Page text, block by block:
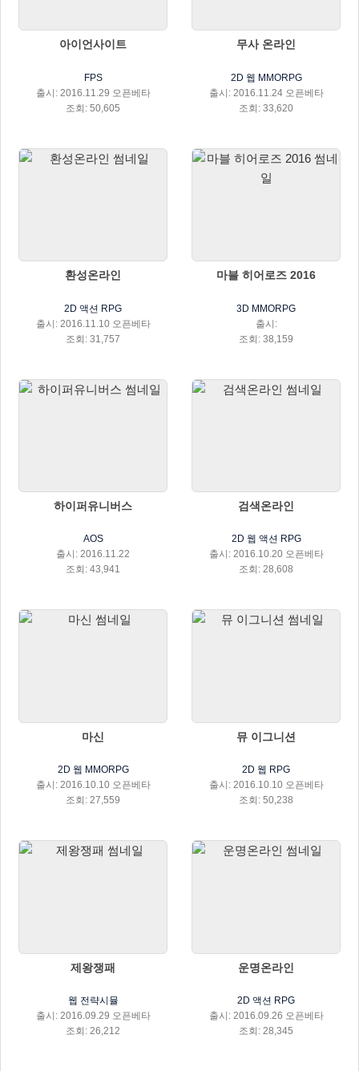
아이언사이트
FPS
출시: 2016.11.29 오픈베타
조회: 50,605
무사 온라인
2D 웹 MMORPG
출시: 2016.11.24 오픈베타
조회: 33,620
환성온라인
2D 액션 RPG
출시: 2016.11.10 오픈베타
조회: 31,757
마블 히어로즈 2016
3D MMORPG
출시:
조회: 38,159
하이퍼유니버스
AOS
출시: 2016.11.22
조회: 43,941
검색온라인
2D 웹 액션 RPG
출시: 2016.10.20 오픈베타
조회: 28,608
마신
2D 웹 MMORPG
출시: 2016.10.10 오픈베타
조회: 27,559
뮤 이그니션
2D 웹 RPG
출시: 2016.10.10 오픈베타
조회: 50,238
제왕쟁패
웹 전략시뮬
출시: 2016.09.29 오픈베타
조회: 26,212
운명온라인
2D 액션 RPG
출시: 2016.09.26 오픈베타
조회: 28,345